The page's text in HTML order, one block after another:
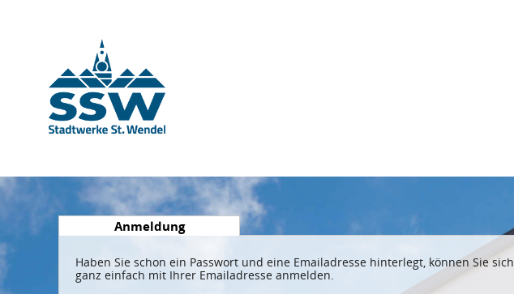
Anmeldung
Haben Sie schon ein Passwort und eine Emailadresse hinterlegt, können Sie sich
ganz einfach mit Ihrer Emailadresse anmelden.